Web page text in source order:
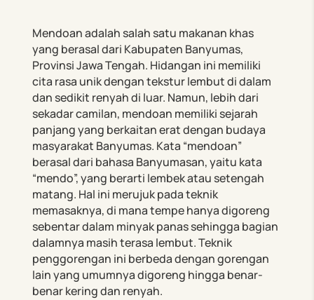
Mendoan adalah salah satu makanan khas
yang berasal dari Kabupaten Banyumas,
Provinsi Jawa Tengah. Hidangan ini memiliki
cita rasa unik dengan tekstur lembut di dalam
dan sedikit renyah di luar. Namun, lebih dari
sekadar camilan, mendoan memiliki sejarah
panjang yang berkaitan erat dengan budaya
masyarakat Banyumas. Kata “mendoan”
berasal dari bahasa Banyumasan, yaitu kata
“mendo”, yang berarti lembek atau setengah
matang. Hal ini merujuk pada teknik
memasaknya, di mana tempe hanya digoreng
sebentar dalam minyak panas sehingga bagian
dalamnya masih terasa lembut. Teknik
penggorengan ini berbeda dengan gorengan
lain yang umumnya digoreng hingga benar-
benar kering dan renyah.